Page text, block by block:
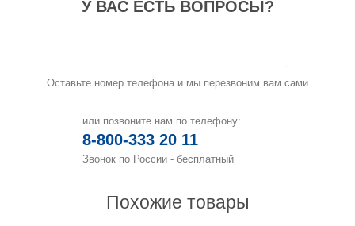
У ВАС ЕСТЬ ВОПРОСЫ?
Оставьте номер телефона и мы перезвоним вам сами
или позвоните нам по телефону:
8-800-333 20 11
Звонок по России - бесплатный
Похожие товары